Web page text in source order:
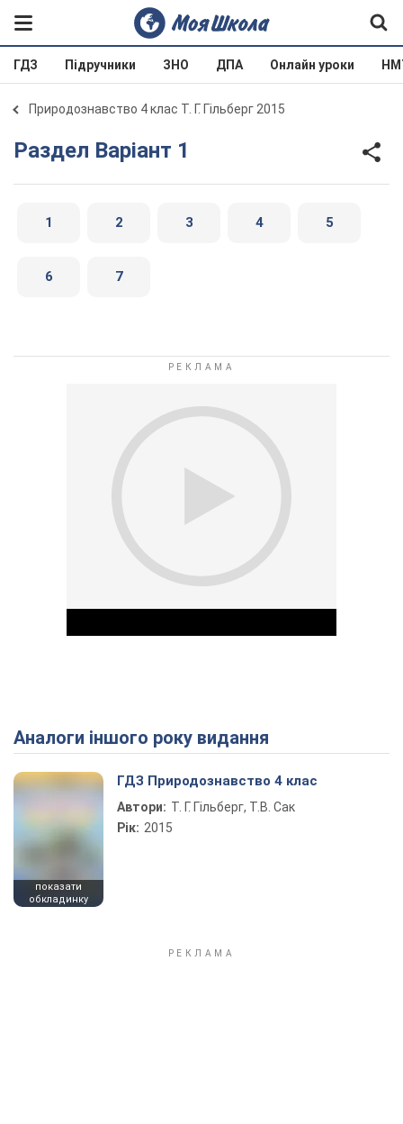
ГДЗ Підручники ЗНО ДПА Онлайн уроки
Природознавство 4 клас Т. Г. Гільберг 2015
Раздел Варіант 1
1 2 3 4 5
6 7
Play Video
Аналоги іншого року видання
показати
обкладинку
ГДЗ Природознавство 4 клас
Автори: Т. Г. Гільберг, Т.В. Сак
Рік: 2015